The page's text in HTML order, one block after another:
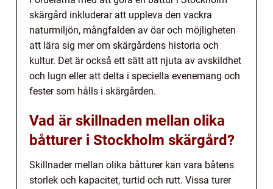
skärgård inkluderar att uppleva den vackra
naturmiljön, mångfalden av öar och möjligheten
att lära sig mer om skärgårdens historia och
kultur. Det är också ett sätt att njuta av avskildhet
och lugn eller att delta i speciella evenemang och
fester som hålls i skärgården.
Vad är skillnaden mellan olika
båtturer i Stockholm skärgård?
Skillnader mellan olika båtturer kan vara båtens
storlek och kapacitet, turtid och rutt. Vissa turer